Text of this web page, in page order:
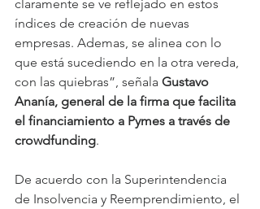
claramente se ve reflejado en estos
índices de creación de nuevas
empresas. Ademas, se alinea con lo
que está sucediendo en la otra vereda,
con las quiebras”, señala Gustavo
Ananía, general de la firma que facilita
el financiamiento a Pymes a través de
crowdfunding.
De acuerdo con la Superintendencia
de Insolvencia y Reemprendimiento, el